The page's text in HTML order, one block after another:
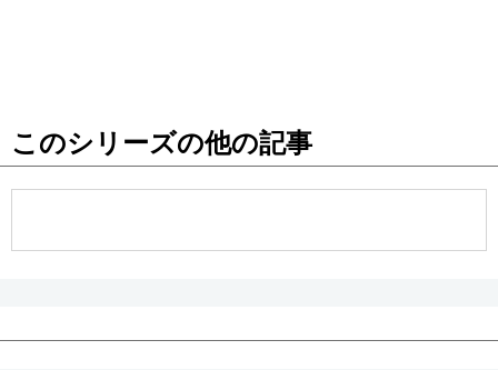
東京
このシリーズの他の記事